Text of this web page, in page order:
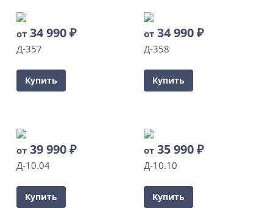
от 34 990₽
Д-357
Купить
от 34 990₽
Д-358
Купить
от 39 990₽
Д-10.04
Купить
от 35 990₽
Д-10.10
Купить